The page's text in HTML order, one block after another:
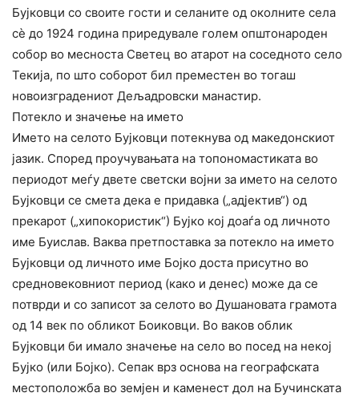
Бујковци со своите гости и селаните од околните села
сѐ до 1924 година приредувале голем општонароден
собор во месноста Светец во атарот на соседното село
Текија, по што соборот бил преместен во тогаш
новоизградениот Дељадровски манастир.
Потекло и значење на името
Името на селото Бујковци потекнува од македонскиот
јазик. Според проучувањата на топономастиката во
периодот меѓу двете светски војни за името на селото
Бујковци се смета дека е придавка („адјектив“) од
прекарот („хипокористик“) Бујко кој доаѓа од личното
име Буислав. Ваква претпоставка за потекло на името
Бујковци од личното име Бојко доста присутно во
средновековниот период (како и денес) може да се
потврди и со записот за селото во Душановата грамота
од 14 век по обликот Боиковци. Во ваков облик
Бујковци би имало значење на село во посед на некој
Бујко (или Бојко). Сепак врз основа на географската
местоположба во земјен и каменест дол на Бучинската